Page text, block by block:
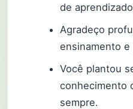
de
Agradeço
ensinamento e
Você plantou
conhecimento
sempre.